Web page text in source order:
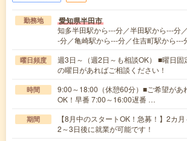
勤務地 愛知県半田市
知多半田駅から---分／半田駅から---分
-分／亀崎駅から---分／住吉町駅から---
曜日頻度
週3日～（週2日～も相談OK） ■曜日固
の曜日があればご相談ください！
時間
9:00～18:00（休憩60分）■ご希望があ
OK！早番 7:00～16:00遅番 …
期間
【8月中のスタートOK！急募！】2カ
2～3日後に就業が可能です！